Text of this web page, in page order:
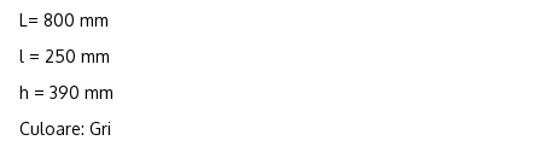
L= 800 mm
l = 250 mm
h = 390 mm
Culoare: Gri